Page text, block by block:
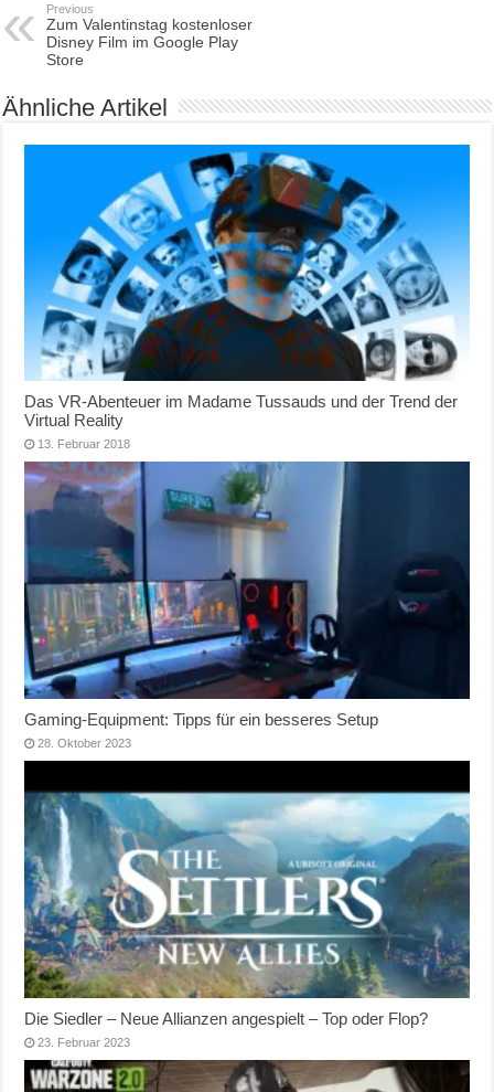
Previous
Zum Valentinstag kostenloser
Disney Film im Google Play
Store
Ähnliche Artikel
Das VR-Abenteuer im Madame Tussauds und der Trend der
Virtual Reality
13. Februar 2018
Gaming-Equipment: Tipps für ein besseres Setup
28. Oktober 2023
Die Siedler – Neue Allianzen angespielt – Top oder Flop?
23. Februar 2023